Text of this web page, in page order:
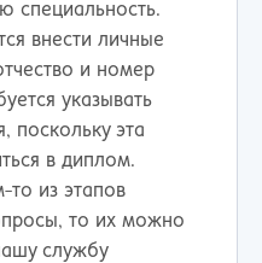
специальность.
внести личные
и номер
указывать
поскольку эта
в диплом.
то из этапов
то их можно
службу